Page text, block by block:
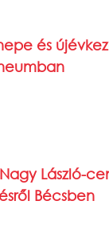
és
László-
Bécsben